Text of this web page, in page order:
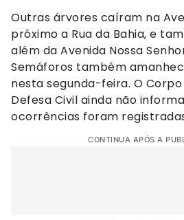
Outras árvores caíram na
próximo a Rua da Bahia, e
além da Avenida Nossa
Semáforos também
nesta segunda-feira. O
Defesa Civil ainda não
ocorrências foram
CONTINUA APÓS A